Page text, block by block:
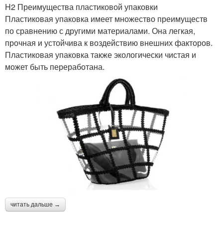
H2 Преимущества пластиковой упаковки
Пластиковая упаковка имеет множество преимуществ
по сравнению с другими материалами. Она легкая,
прочная и устойчива к воздействию внешних факторов.
Пластиковая упаковка также экологически чистая и
может быть переработана.
читать дальше →